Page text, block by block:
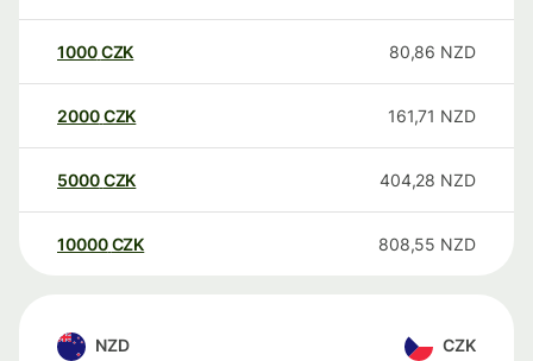
1000CZK 80,86 NZD
2000CZK 161,71 NZD
5000CZK 404,28 NZD
10000 CZK 808,55 NZD
NZD CZK